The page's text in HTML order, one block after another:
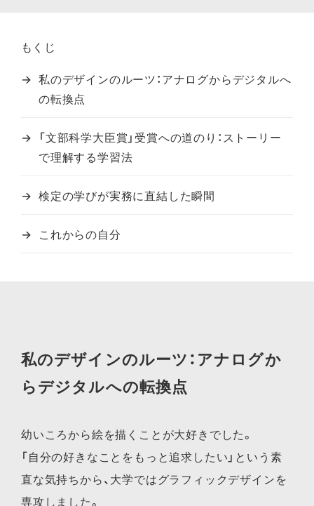
もくじ
私のデザインのルーツ：アナログからデジタルへ
の転換点
「文部科学大臣賞」受賞への道のり：ストーリー
で理解する学習法
検定の学びが実務に直結した瞬間
これからの自分
私のデザインのルーツ：アナログか
らデジタルへの転換点
幼いころから絵を描くことが大好きでした。
「自分の好きなことをもっと追求したい」という素
直な気持ちから、大学ではグラフィックデザインを
専攻しました。